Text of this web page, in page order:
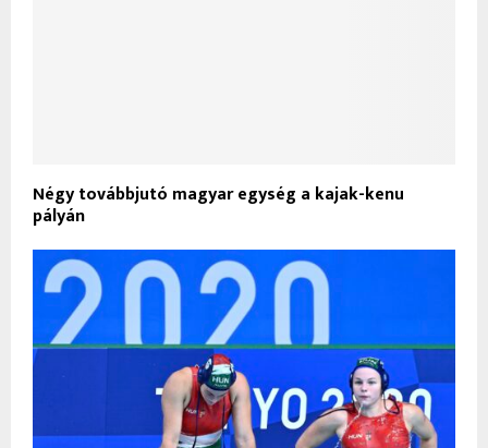
Négy továbbjutó magyar egység a kajak-kenu
pályán